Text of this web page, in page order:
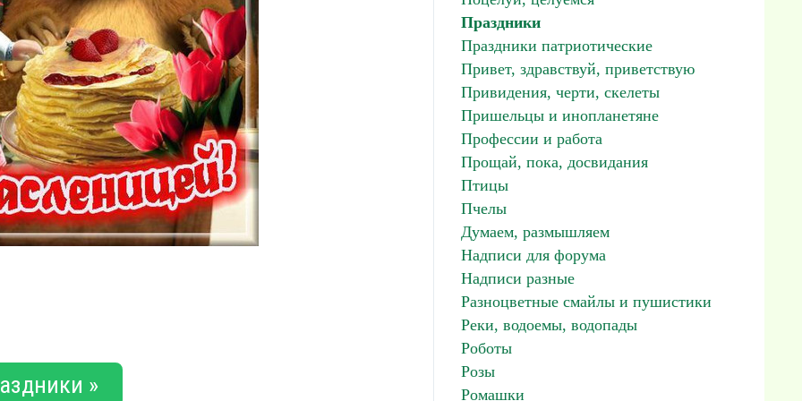
»
Праздники
Праздники патриотические
Привет, здравствуй, приветствую
Привидения, черти, скелеты
Пришельцы и инопланетяне
Профессии и работа
Прощай, пока, досвидания
Птицы
Пчелы
Думаем, размышляем
Надписи для форума
Надписи разные
Разноцветные смайлы и пушистики
Реки, водоемы, водопады
Роботы
Розы
Ромашки